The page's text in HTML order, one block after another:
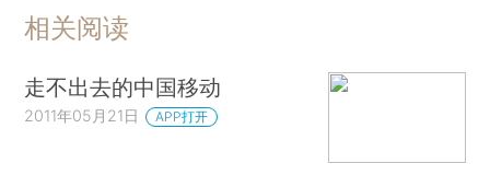
相关阅读
走不出去的中国移动
2011年05月21日 APP打开